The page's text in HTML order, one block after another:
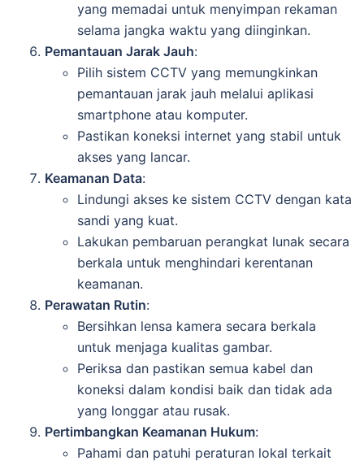
yang memadai untuk menyimpan rekaman
selama jangka waktu yang diinginkan.
Pemantauan Jarak Jauh:
Pilih sistem CCTV yang memungkinkan
pemantauan jarak jauh melalui aplikasi
smartphone atau komputer.
Pastikan koneksi internet yang stabil untuk
akses yang lancar.
Keamanan Data:
Lindungi akses ke sistem CCTV dengan kata
sandi yang kuat.
Lakukan pembaruan perangkat lunak secara
berkala untuk menghindari kerentanan
keamanan.
Perawatan Rutin:
Bersihkan lensa kamera secara berkala
untuk menjaga kualitas gambar.
Periksa dan pastikan semua kabel dan
koneksi dalam kondisi baik dan tidak ada
yang longgar atau rusak.
Pertimbangkan Keamanan Hukum:
Pahami dan patuhi peraturan lokal terkait